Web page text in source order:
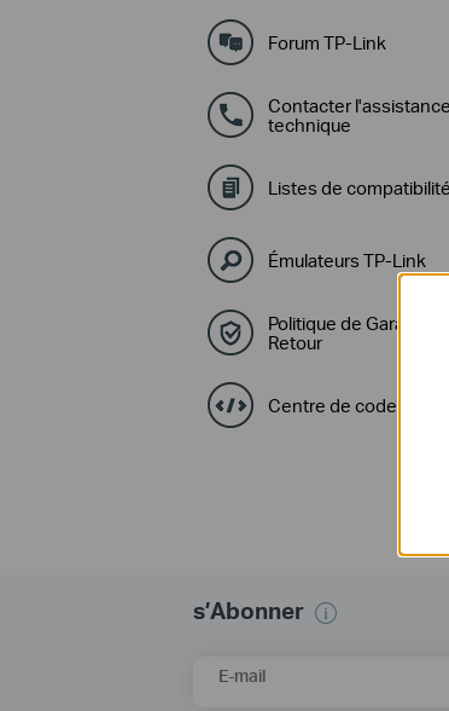
Forum TP-Link
Contacter l'assistance
technique
Listes de compatibilité
Émulateurs TP-Link
Politique de Garantie
Retour
Centre de code GPL
s’Abonner
E-mail